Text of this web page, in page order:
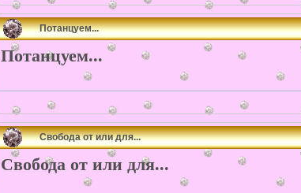
Потанцуем...
Потанцуем...
Свобода от или для...
Свобода от или для...